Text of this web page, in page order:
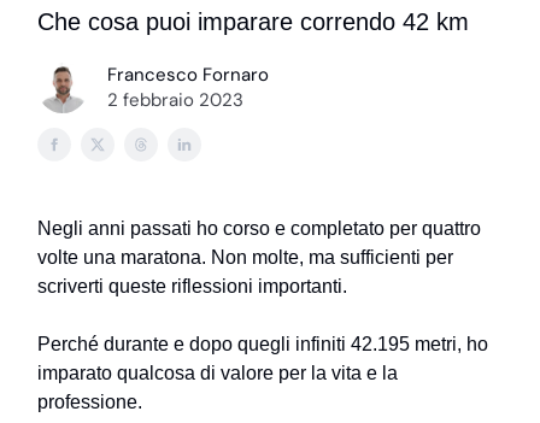
Che cosa puoi imparare correndo 42 km
Francesco Fornaro
2 febbraio 2023
Negli anni passati ho corso e completato per quattro
volte una maratona. Non molte, ma sufficienti per
scriverti queste riflessioni importanti.
Perché durante e dopo quegli infiniti 42.195 metri, ho
imparato qualcosa di valore per la vita e la
professione.